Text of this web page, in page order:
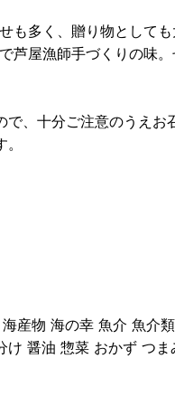
も多く、贈り物としても
芦屋漁師手づくりの味。
、十分ご注意のうえお
産物 海の幸 魚介 魚介
け 醤油 惣菜 おかず つ